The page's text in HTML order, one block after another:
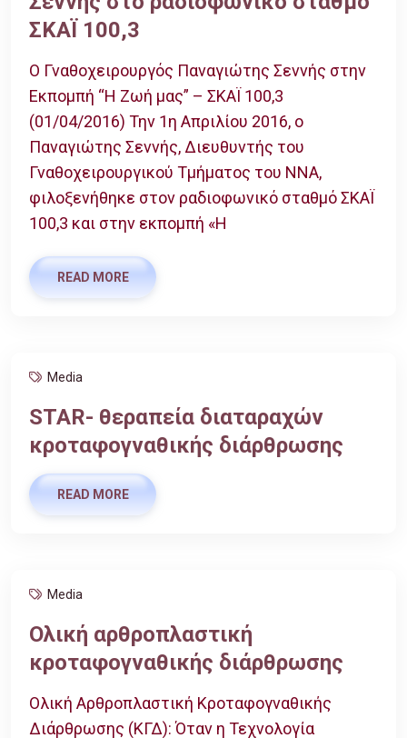
ΣΚΑΪ 100,3
Ο Γναθοχειρουργός Παναγιώτης Σεννής στην
Εκπομπή “Η Ζωή μας” – ΣΚΑΪ 100,3
(01/04/2016) Την 1η Απριλίου 2016, ο
Παναγιώτης Σεννής, Διευθυντής του
Γναθοχειρουργικού Τμήματος του ΝΝΑ,
φιλοξενήθηκε στον ραδιοφωνικό σταθμό ΣΚΑΪ
100,3 και στην εκπομπή «Η
READ MORE
Media
STAR- θεραπεία διαταραχών
κροταφογναθικής διάρθρωσης
READ MORE
Media
Oλική αρθροπλαστική
κροταφογναθικής διάρθρωσης
Ολική Αρθροπλαστική Κροταφογναθικής
Διάρθρωσης (ΚΓΔ): Όταν η Τεχνολογία